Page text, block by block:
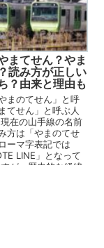
まてせん？やま
読み方が正しい
？由来と理由も
まのてせん」と呼
てせん」と呼ぶ人
在の山手線の名前
方は「やまのてせ
ーマ字表記では
LINE」となって
が、歴史的な経緯